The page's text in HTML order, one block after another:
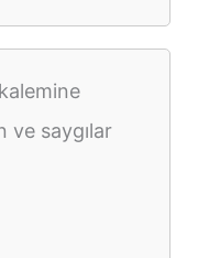
ve saygılar